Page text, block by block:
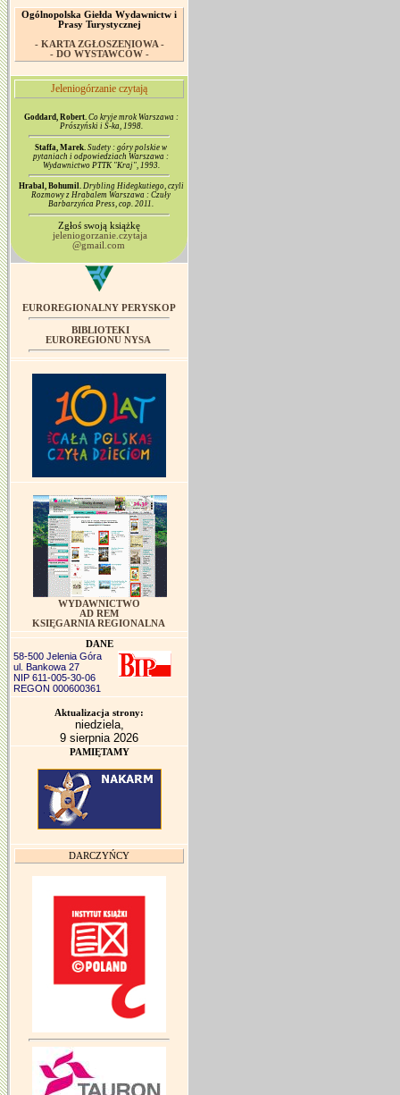
Ogólnopolska Giełda Wydawnictw i
Prasy Turystycznej
- KARTA ZGŁOSZENIOWA -
- DO WYSTAWCÓW -
Jeleniogórzanie czytają
Goddard, Robert. Co kryje mrok Warszawa :
Prószyński i S-ka, 1998.
Staffa, Marek. Sudety : góry polskie w
pytaniach i odpowiedziach Warszawa :
Wydawnictwo PTTK "Kraj", 1993.
Hrabal, Bohumil. Drybling Hidegkutiego, czyli
Rozmowy z Hrabalem Warszawa : Czuły
Barbarzyńca Press, cop. 2011.
Zgłoś swoją książkę
jeleniogorzanie.czytaja
@gmail.com
EUROREGIONALNY PERYSKOP
BIBLIOTEKI
EUROREGIONU NYSA
WYDAWNICTWO
AD REM
KSIĘGARNIA REGIONALNA
DANE
58-500 Jelenia Góra
ul. Bankowa 27
NIP 611-005-30-06
REGON 000600361
Aktualizacja strony:
niedziela,
9 sierpnia 2026
PAMIĘTAMY
DARCZYŃCY